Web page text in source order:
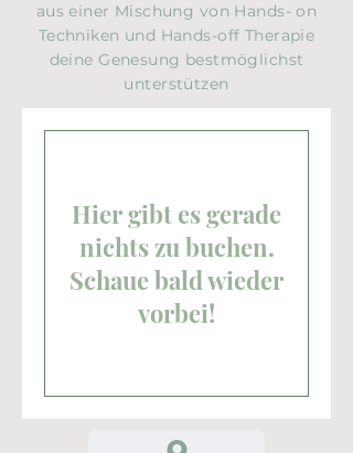
aus einer Mischung von Hands- on
Techniken und Hands-off Therapie
deine Genesung bestmöglichst
unterstützen
Hier gibt es gerade
nichts zu buchen.
Schaue bald wieder
vorbei!